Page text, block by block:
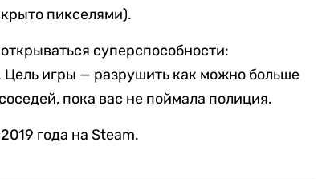
пикселями).
суперспособности:
Цель игры — разрушить как можно больше
пока вас не поймала полиция.
года на Steam.